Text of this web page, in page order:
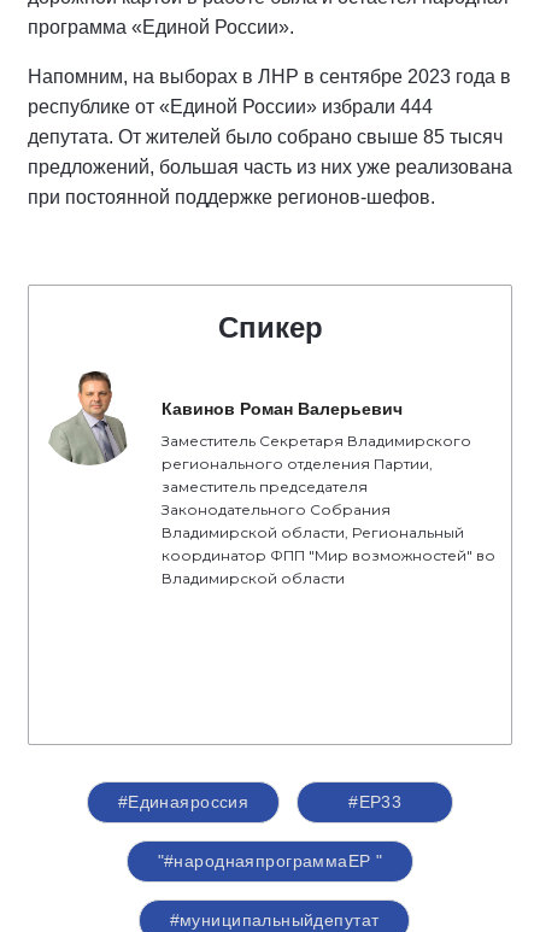
программа «Единой России».
Напомним, на выборах в ЛНР в сентябре 2023 года в
республике от «Единой России» избрали 444
депутата. От жителей было собрано свыше 85 тысяч
предложений, большая часть из них уже реализована
при постоянной поддержке регионов-шефов.
Спикер
Кавинов Роман Валерьевич
Заместитель Секретаря Владимирского
регионального отделения Партии,
заместитель председателя
Законодательного Собрания
Владимирской области, Региональный
координатор ФПП "Мир возможностей" во
Владимирской области
#Единаяроссия #ЕР33
"#народнаяпрограммаЕР "
#муниципальныйдепутат